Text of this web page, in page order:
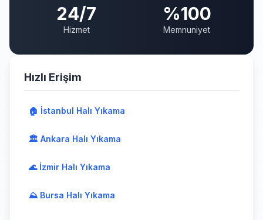
24/7
Hizmet
%100
Memnuniyet
Hızlı Erişim
🏠 İstanbul Halı Yıkama
🏛️ Ankara Halı Yıkama
🌊 İzmir Halı Yıkama
⛰️ Bursa Halı Yıkama